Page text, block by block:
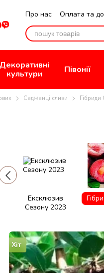
Про нас Оплата та
Відгуки про магазин
Декоративні
культури
Півонії
Саджанці сливи Гібриди
Ексклюзив
Сезону 2023
Хіт